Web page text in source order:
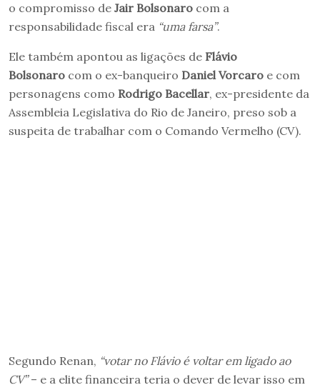
o compromisso de Jair Bolsonaro com a
responsabilidade fiscal era “uma farsa”.
Ele também apontou as ligações de Flávio
Bolsonaro com o ex-banqueiro Daniel Vorcaro e com
personagens como Rodrigo Bacellar, ex-presidente da
Assembleia Legislativa do Rio de Janeiro, preso sob a
suspeita de trabalhar com o Comando Vermelho (CV).
Segundo Renan, “votar no Flávio é voltar em ligado ao
CV”– e a elite financeira teria o dever de levar isso em